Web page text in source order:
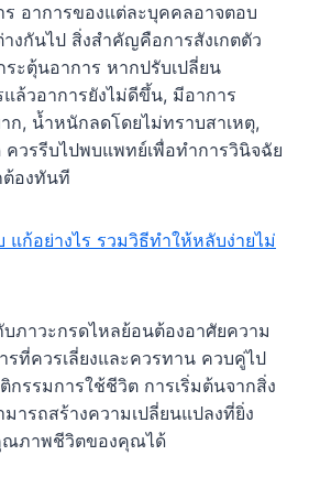
อาการของแต่ละบุคคลอาจตอบ
งกันไป สิ่งสำคัญคือการสังเกตตัว
ระตุ้นอาการ หากปรับเปลี่ยน
ล้วอาการยังไม่ดีขึ้น, มีอาการ
ก, น้ำหนักลดโดยไม่ทราบสาเหตุ,
ควรรีบไปพบแพทย์เพื่อทำการวินิจฉัย
องทันที
ก้อย่างไร รวมวิธีทำให้หลับง่ายไม่
ภาวะกรดไหลย้อนต้องอาศัยความ
รที่ควรเลี่ยงและควรทาน ควบคู่ไป
กรรมการใช้ชีวิต การเริ่มต้นจากสิ่ง
มารถสร้างความเปลี่ยนแปลงที่ยิ่ง
ภาพชีวิตของคุณได้